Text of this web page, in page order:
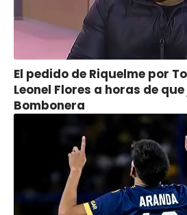
El pedido de Riquelme por
Leonel Flores a horas de
Bombonera